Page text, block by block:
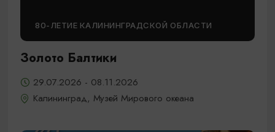
80-ЛЕТИЕ КАЛИНИНГРАДСКОЙ ОБЛАСТИ
Золото Балтики
29.07.2026 - 08.11.2026
Калининград, Музей Мирового океана